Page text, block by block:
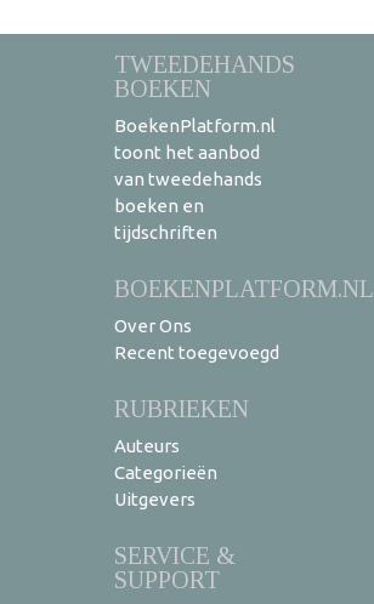
TWEEDEHANDS
BOEKEN
BoekenPlatform.nl
toont het aanbod
van tweedehands
boeken en
tijdschriften
BOEKENPLATFORM.NL
Over Ons
Recent toegevoegd
RUBRIEKEN
Auteurs
Categorieën
Uitgevers
SERVICE &
SUPPORT